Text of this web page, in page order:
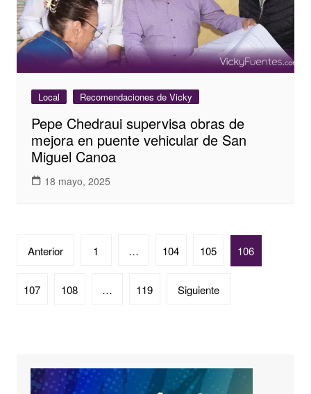
Local Recomendaciones de Vicky
Pepe Chedraui supervisa obras de
mejora en puente vehicular de San
Miguel Canoa
18 mayo, 2025
Paginación
entradas
Anterior 1 … 104 105 106
107 108 … 119 Siguiente